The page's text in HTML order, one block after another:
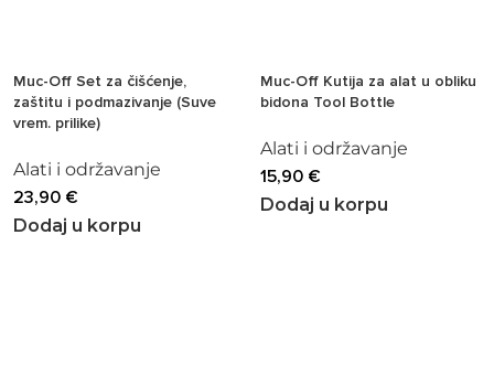
Muc-Off Set za čišćenje,
zaštitu i podmazivanje (Suve
vrem. prilike)
Alati i održavanje
23,90 €
Dodaj u korpu
Muc-Off Kutija za alat u obliku
bidona Tool Bottle
Alati i održavanje
15,90 €
Dodaj u korpu